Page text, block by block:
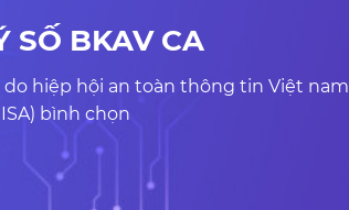
SỐ BKAV CA
hiệp hội an toàn thông tin Việt nam
bình chọn